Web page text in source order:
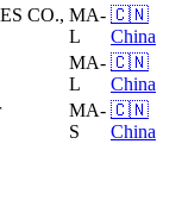
CO., MA-
L
🇨🇳
China
MA-
L
🇨🇳
China
MA-
S
🇨🇳
China